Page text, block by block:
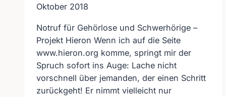
Oktober 2018
Notruf für Gehörlose und Schwerhörige –
Projekt Hieron Wenn ich auf die Seite
www.hieron.org komme, springt mir der
Spruch sofort ins Auge: Lache nicht
vorschnell über jemanden, der einen Schritt
zurückgeht! Er nimmt vielleicht nur